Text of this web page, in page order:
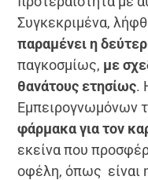
Συγκεκριμένα,
παραμένει η
παγκοσμίως, με
θανάτους ετησίως.
Εμπειρογνωμόνων
φάρμακα για τον
εκείνα που
οφέλη, όπως είναι